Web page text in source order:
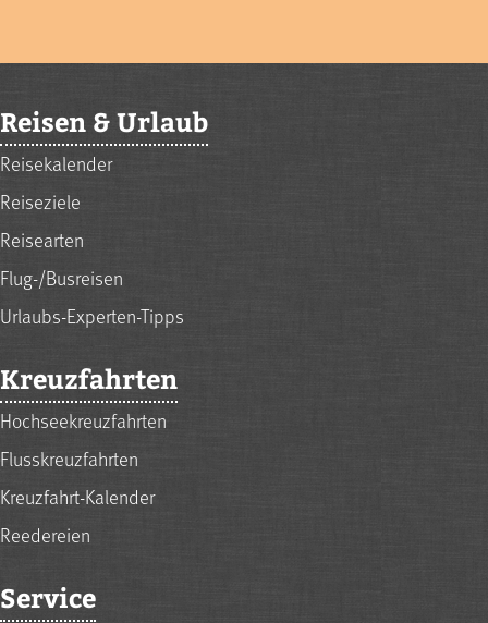
Reisen & Urlaub
Reisekalender
Reiseziele
Reisearten
Flug-/Busreisen
Urlaubs-Experten-Tipps
Kreuzfahrten
Hochseekreuzfahrten
Flusskreuzfahrten
Kreuzfahrt-Kalender
Reedereien
Service